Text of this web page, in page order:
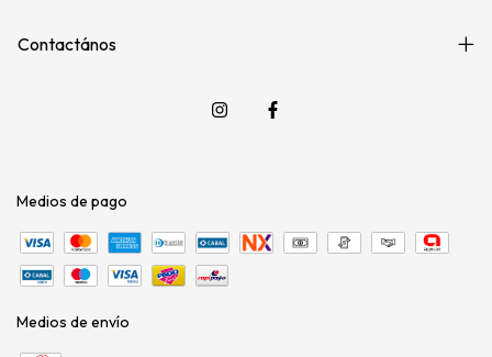
Contactános
Medios de pago
Medios de envío